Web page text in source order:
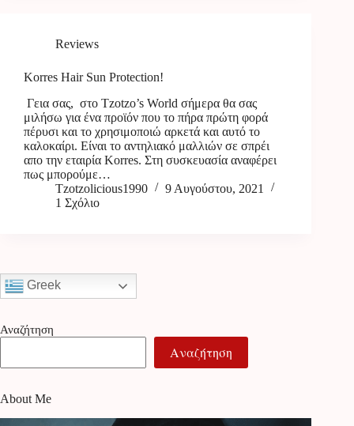
Reviews
Korres Hair Sun Protection!
Γεια σας, στο Tzotzo’s World σήμερα θα σας
μιλήσω για ένα προϊόν που το πήρα πρώτη φορά
πέρυσι και το χρησιμοποιώ αρκετά και αυτό το
καλοκαίρι. Είναι το αντηλιακό μαλλιών σε σπρέι
απο την εταιρία Korres. Στη συσκευασία αναφέρει
πως μπορούμε…
Tzotzolicious1990
9 Αυγούστου, 2021
1 Σχόλιο
Greek
Αναζήτηση
Αναζήτηση
About Me